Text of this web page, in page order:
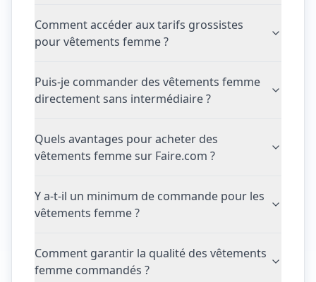
Comment accéder aux tarifs grossistes
pour vêtements femme ?
Puis-je commander des vêtements femme
directement sans intermédiaire ?
Quels avantages pour acheter des
vêtements femme sur Faire.com ?
Y a-t-il un minimum de commande pour les
vêtements femme ?
Comment garantir la qualité des vêtements
femme commandés ?